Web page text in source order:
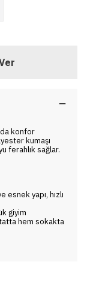
konfor
kumaşı
ferahlık sağlar.
yapı, hızlı
giyim
hem sokakta